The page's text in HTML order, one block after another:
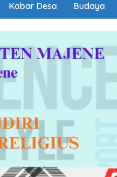
Kabar Desa Budaya